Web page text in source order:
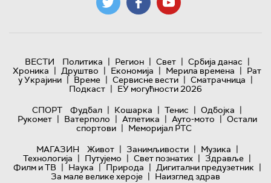
ВЕСТИ Политика | Регион | Свет | Србија данас |
Хроника | Друштво | Економија | Мерила времена | Рат
у Украјини | Време | Сервисне вести | Сматрачница |
Подкаст | ЕУ могућности 2026
СПОРТ
Фудбал | Кошарка | Тенис | Одбојка |
Рукомет | Ватерполо | Атлетика | Ауто-мото | Остали
спортови | Меморијал РТС
МАГАЗИН
Живот | Занимљивости | Музика |
Технологијa | Путујемо | Свет познатих | Здравље |
Филм и ТВ | Наука | Природа | Дигитални предузетник |
За мале велике хероје | Наизглед здрав